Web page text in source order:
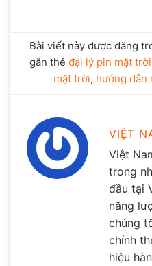
Bài viết này được đăng
gắn thẻ đại lý pin mặt trời
mặt trời, hướng dẫn
VIỆT
Việt
trong
đầu tại
năng
chúng
chính
hiệu